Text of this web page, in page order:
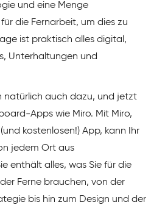
und eine Menge
die Fernarbeit, um dies zu
ist praktisch alles digital,
Unterhaltungen und
natürlich auch dazu, und jetzt
Apps wie Miro. Mit Miro,
kostenlosen!) App, kann Ihr
jedem Ort aus
enthält alles, was Sie für die
Ferne brauchen, von der
bis hin zum Design und der